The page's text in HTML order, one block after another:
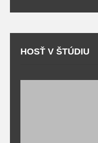
HOSŤ V ŠTÚDIU